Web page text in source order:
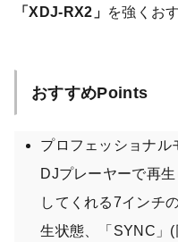
「XDJ-RX2」 を強くお
おすすめPoints
プロフェッショナル
DJプレーヤーで再
してくれる7インチ
生状態、「SYNC」